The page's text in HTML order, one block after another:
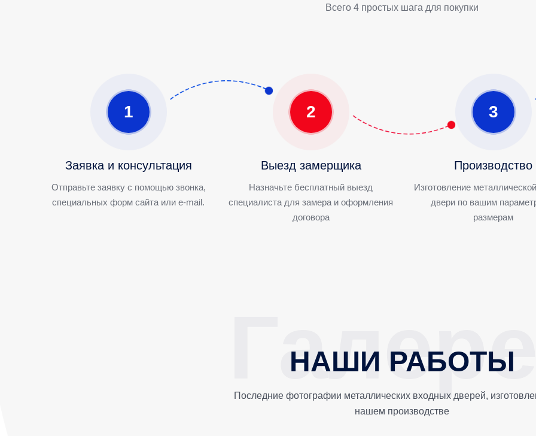
Всего 4 простых шага для покупки
1
Заявка и консультация
Отправьте заявку с помощью звонка,
специальных форм сайта или e-mail.
2
Выезд замерщика
Назначьте бесплатный выезд
специалиста для замера и оформления
договора
3
Производство
Изготовление
двери по вашим
размерам
НАШИ РАБОТЫ
Последние фотографии металлических входных дверей,
нашем производстве